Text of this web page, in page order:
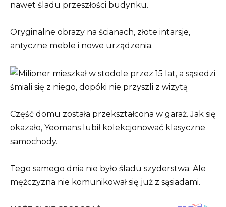
nawet śladu przeszłości budynku.
Oryginalne obrazy na ścianach, złote intarsje,
antyczne meble i nowe urządzenia.
Część domu została przekształcona w garaż. Jak się
okazało, Yeomans lubił kolekcjonować klasyczne
samochody.
Tego samego dnia nie było śladu szyderstwa. Ale
mężczyzna nie komunikował się już z sąsiadami.